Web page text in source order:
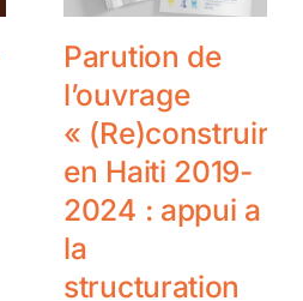
Parution de
l’ouvrage
« (Re)construire
en Haiti 2019-
2024 : appui a
la
structuration